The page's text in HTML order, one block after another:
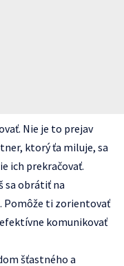
Nie je to prejav
ktorý ťa miluje, sa
ich prekračovať.
sa obrátiť na
Pomôže ti zorientovať
komunikovať
šťastného a